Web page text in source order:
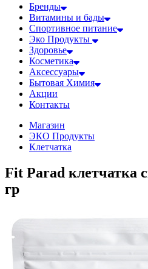
Бренды
Витамины и бады
Спортивное питание
Эко Продукты
Здоровье
Косметика
Аксессуары
Бытовая Химия
Акции
Контакты
Магазин
ЭКО Продукты
Клетчатка
Fit Parad клетчатка
гр